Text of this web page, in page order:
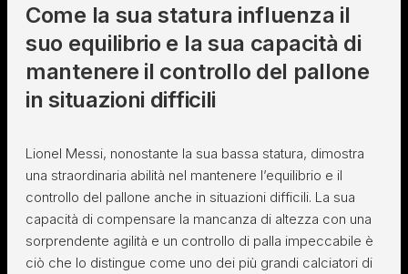
Come la sua statura influenza il
suo equilibrio e la sua capacità di
mantenere il controllo del pallone
in situazioni difficili
Lionel Messi, nonostante la sua bassa statura, dimostra
una straordinaria abilità nel mantenere l’equilibrio e il
controllo del pallone anche in situazioni difficili. La sua
capacità di compensare la mancanza di altezza con una
sorprendente agilità e un controllo di palla impeccabile è
ciò che lo distingue come uno dei più grandi calciatori di